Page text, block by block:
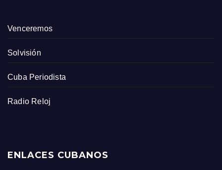
Venceremos
Solvisión
Cuba Periodista
Radio Reloj
ENLACES CUBANOS